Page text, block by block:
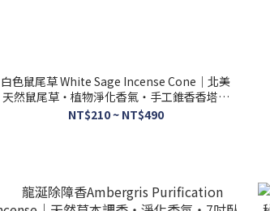
白色鼠尾草 White Sage Incense Cone｜北美
天然鼠尾草・植物淨化香氣・手工錐香香塔－
光之薩滿
NT$210 ~ NT$490